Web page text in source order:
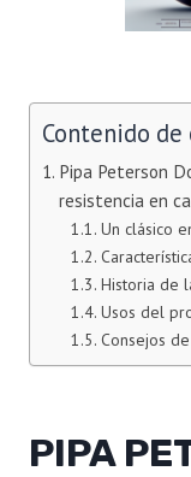
Contenido
Pipa Peterson
resistencia en
Un clásico
Historia de
Usos del
Consejos
PIPA